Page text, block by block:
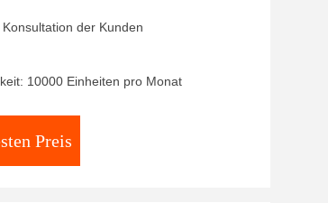
der Kunden
10000 Einheiten pro Monat
Preis